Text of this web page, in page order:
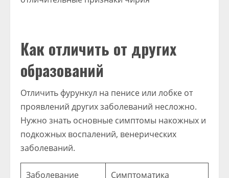
Как отличить от других
образований
Отличить фурункул на пенисе или лобке от
проявлений других заболеваний несложно.
Нужно знать основные симптомы накожных и
подкожных воспалений, венерических
заболеваний.
Заболевание Симптоматика